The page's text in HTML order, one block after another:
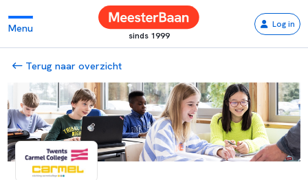
Menu
sinds 1999
Log in
Terug naar overzicht